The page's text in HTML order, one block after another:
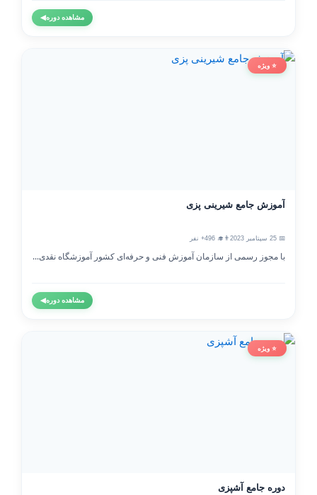
مشاهده دوره◀
⭐ ویژه
آموزش جامع شیرینی پزی
📅 25 سپتامبر 2023 👨‍🎓 496+ نفر
با مجوز رسمی از سازمان آموزش فنی و حرفه‌ای کشور آموزشگاه نقدی...
مشاهده دوره◀
⭐ ویژه
دوره جامع آشپزی